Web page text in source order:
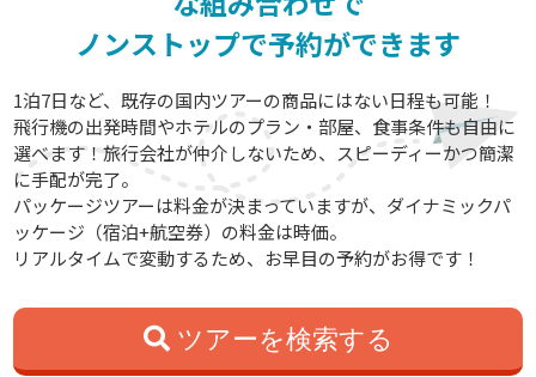
ノンストップで予約ができます
1泊7日など、既存の国内ツアーの商品にはない日程も可能！
飛行機の出発時間やホテルのプラン・部屋、食事条件も自由に
選べます！旅行会社が仲介しないため、スピーディーかつ簡潔
に手配が完了。
パッケージツアーは料金が決まっていますが、ダイナミックパ
ッケージ（宿泊+航空券）の料金は時価。
リアルタイムで変動するため、お早目の予約がお得です！
ツアーを検索する